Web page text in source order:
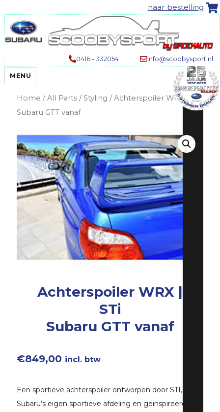
naar bestelling
0416 - 332054 info@scoobysport.nl
MENU
Home /All Parts /Styling / Achterspoiler WRX | STi
Subaru GTT vanaf
Achterspoiler WRX |
STi
Subaru GTT vanaf
€849,00 incl. btw
Een sportieve achterspoiler ontworpen door STI,
Subaru’s eigen sportieve afdeling en geïnspireerd